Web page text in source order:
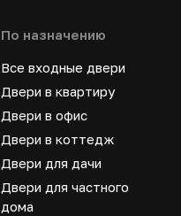
По назначению
Все входные двери
Двери в квартиру
Двери в офис
Двери в коттедж
Двери для дачи
Двери для частного
дома